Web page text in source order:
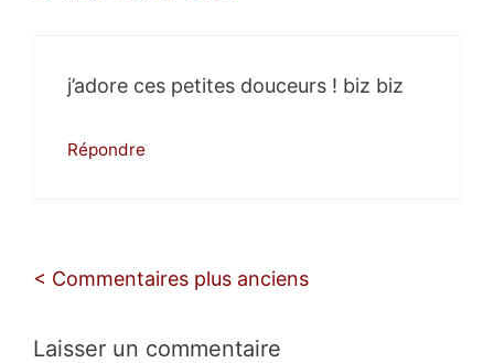
j’adore ces petites douceurs ! biz biz
Répondre
Navigation
commentaires
< Commentaires plus anciens
Laisser un commentaire